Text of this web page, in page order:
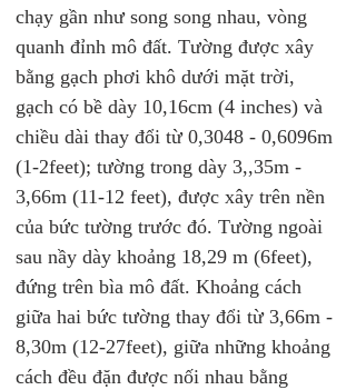
chạy gần như song song nhau, vòng
quanh đỉnh mô đất. Tường được xây
bằng gạch phơi khô dưới mặt trời,
gạch có bề dày 10,16cm (4 inches) và
chiều dài thay đổi từ 0,3048 - 0,6096m
(1-2feet); tường trong dày 3,,35m -
3,66m (11-12 feet), được xây trên nền
của bức tường trước đó. Tường ngoài
sau nầy dày khoảng 18,29 m (6feet),
đứng trên bìa mô đất. Khoảng cách
giữa hai bức tường thay đổi từ 3,66m -
8,30m (12-27feet), giữa những khoảng
cách đều đặn được nối nhau bằng